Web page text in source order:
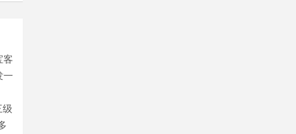
客
一
级